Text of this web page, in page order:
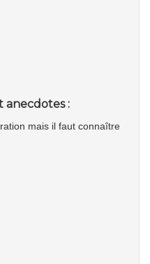
anecdotes :
mais il faut connaître